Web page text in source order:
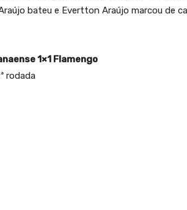
bateu e Evertton Araújo marcou de
1×1 Flamengo
rodada